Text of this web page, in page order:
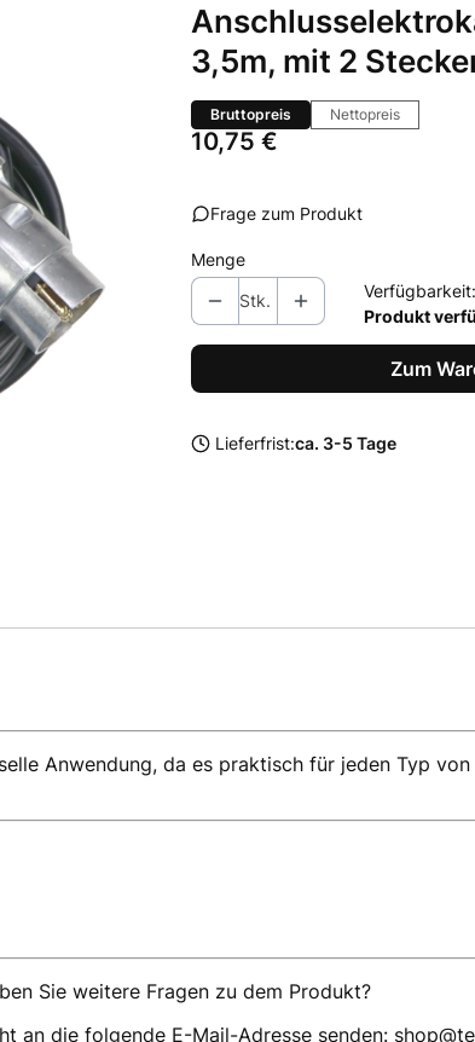
3,5m, mit 2
Bruttopreis Nettopreis
Preis
10,75 €
Frage zum Produkt
Menge
Stk.
Verfügbarkeit:
Produkt
Zum
Lieferfrist:ca. 3-5 Tage
Anwendung, da es praktisch für jeden Typ
Sie weitere Fragen zu dem Produkt?
an die folgende E-Mail-Adresse senden: